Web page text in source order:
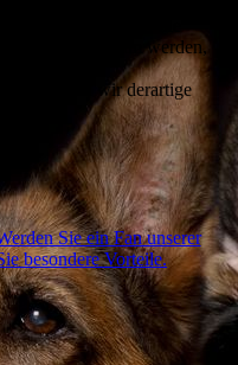
aufmerksam werden,
Bei
werden wir derartige
Sie ein Fan unserer
besondere Vorteile.